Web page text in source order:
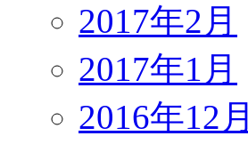
2017年2月
2017年1月
2016年12月